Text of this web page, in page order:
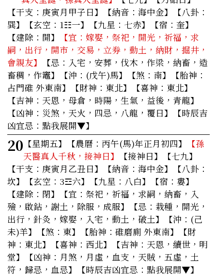
【干支：庚寅月甲子日】【納音：海中金】【八卦：
巽】【玄空：1☷一】【九星：七赤】【宿：奎】
【建除：開】
【宜：嫁娶，祭祀，開光，祈福，求
嗣，出行，開市，交易，立券，動土，納財，掘井，
會親友】
【忌：入宅，安葬，伐木，作梁，納畜，造
畜稠，作竈】【沖：(戊午)馬】【煞：南】【胎神：
占門碓 外東南】【財神：東北】【喜神：東北】
【吉神：天恩，母倉，時陽，生氣，益後，青龍】
【凶神：災煞，天火，四忌，八龍，覆日】
【時辰吉
凶宜忌：點我展開▼】
20 【星期五】 【農曆：丙午(馬)年正月初四】
【孫
天醫真人千秋，接神日】
【接神日】【七九】
【干支：庚寅月乙丑日】【納音：海中金】【八卦：
坎】【玄空：3☲六】【九星：八白】【宿：婁】
【建除：閉】
【宜：祭祀，祈福，求嗣，納畜，入
殮，啟鉆，謝土，除服，成服】
【忌：栽種，開光，
出行，針灸，嫁娶，入宅，動土，破土】【沖：(己
未)羊】【煞：東】【胎神：碓磨廁 外東南】【財
神：東北】【喜神：西北】【吉神：天恩，續世，明
堂】【凶神：月煞，月虛，血支，天賊，五虛，土
符，歸忌，血忌】
【時辰吉凶宜忌：點我展開▼】